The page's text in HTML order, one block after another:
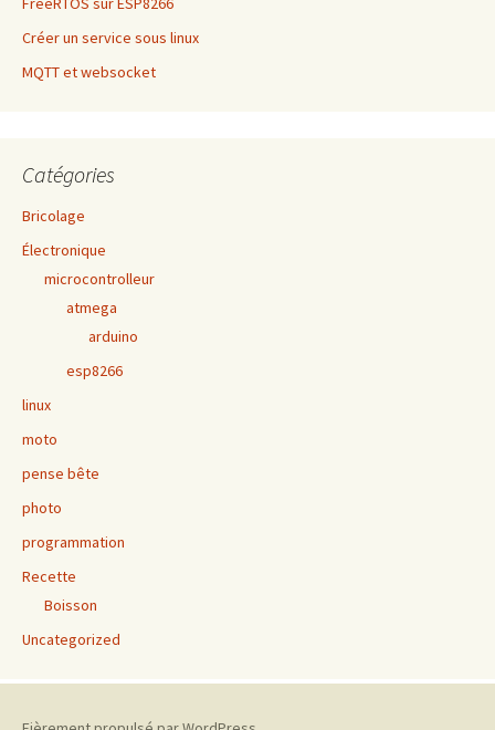
Créer un service sous linux
MQTT et websocket
Catégories
Bricolage
Électronique
microcontrolleur
atmega
arduino
esp8266
linux
moto
pense bête
photo
programmation
Recette
Boisson
Uncategorized